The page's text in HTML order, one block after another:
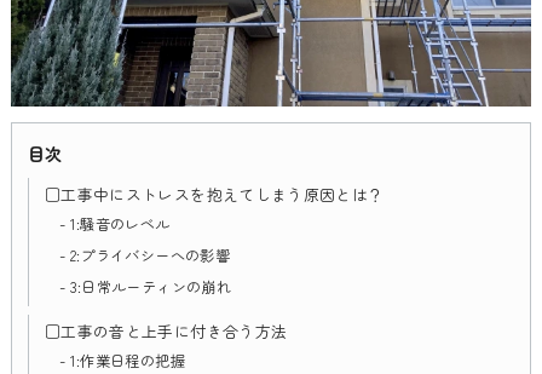
目次
□工事中にストレスを抱えてしまう原因とは？
1:騒音のレベル
2:プライバシーへの影響
3:日常ルーティンの崩れ
□工事の音と上手に付き合う方法
1:作業日程の把握